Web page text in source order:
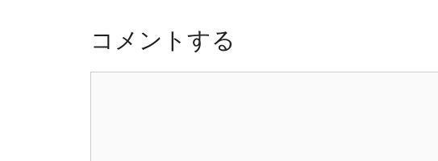
ョ
コメントする